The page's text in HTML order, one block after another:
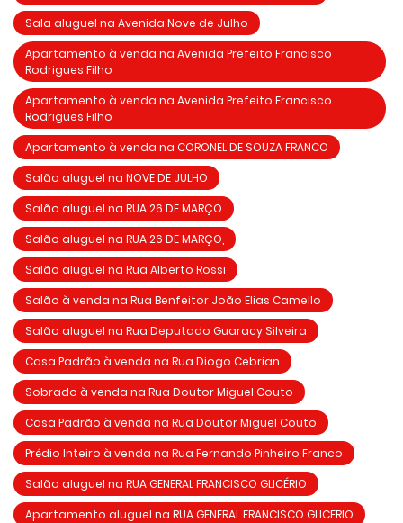
Sala aluguel na Avenida Nove de Julho
Apartamento à venda na Avenida Prefeito Francisco
Rodrigues Filho
Apartamento à venda na Avenida Prefeito Francisco
Rodrigues Filho
Apartamento à venda na CORONEL DE SOUZA FRANCO
Salão aluguel na NOVE DE JULHO
Salão aluguel na RUA 26 DE MARÇO
Salão aluguel na RUA 26 DE MARÇO,
Salão aluguel na Rua Alberto Rossi
Salão à venda na Rua Benfeitor João Elias Camello
Salão aluguel na Rua Deputado Guaracy Silveira
Casa Padrão à venda na Rua Diogo Cebrian
Sobrado à venda na Rua Doutor Miguel Couto
Casa Padrão à venda na Rua Doutor Miguel Couto
Prédio Inteiro à venda na Rua Fernando Pinheiro Franco
Salão aluguel na RUA GENERAL FRANCISCO GLICÉRIO
Apartamento aluguel na RUA GENERAL FRANCISCO GLICERIO